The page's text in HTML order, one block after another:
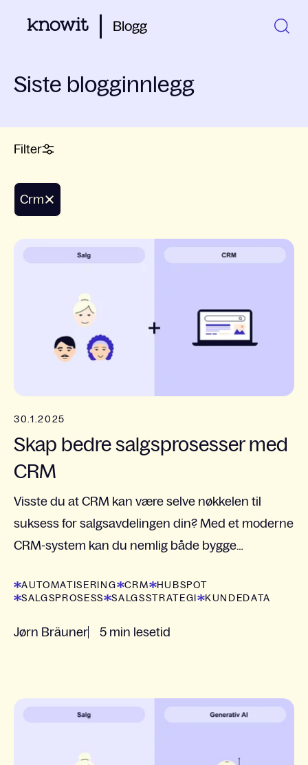
Blogg
Siste blogginnlegg
Filter
crm
30.1.2025
Skap bedre salgsprosesser med
CRM
Visste du at CRM kan være selve nøkkelen til
suksess for salgsavdelingen din? Med et moderne
CRM-system kan du nemlig både bygge
effektivisere prosessene og...
AUTOMATISERING CRM
HUBSPOT
SALGSPROSESS
SALGSSTRATEGI KUNDEDATA
Jørn Bräuner 5 min lesetid